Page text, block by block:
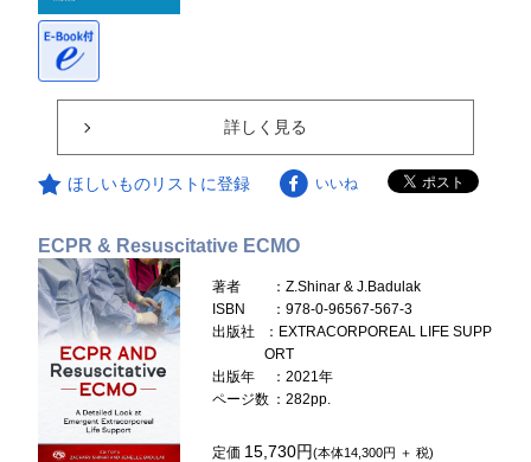
詳しく見る
ほしいものリストに登録 いいね
ECPR & Resuscitative ECMO
著者
：Z.Shinar & J.Badulak
ISBN
：978-0-96567-567-3
出版社
：EXTRACORPOREAL LIFE SUPP
ORT
出版年
：2021年
ページ数 ：282pp.
定価 15,730円(本体14,300円 ＋ 税)